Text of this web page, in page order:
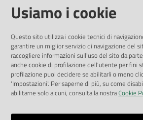
Amministrazione Trasparente
Pubblicità legale
Privacy Policy
Attuazione Misure PNRR
Liste di Attesa
ENTI, IMPRESE E PARTNER
Fatturazione Elettronica
Usiamo i cookie
Questo sito utilizza i cookie tecnici di
garantire un miglior servizio di navigazione del
raccogliere informazioni sull'uso del sito da
anche cookie di profilazione dell'utente per fini
profilazione puoi decidere se abilitarli o meno
'Impostazioni'. Per saperne di più, su come
abilitarne solo alcuni, consulta la nostraCookie